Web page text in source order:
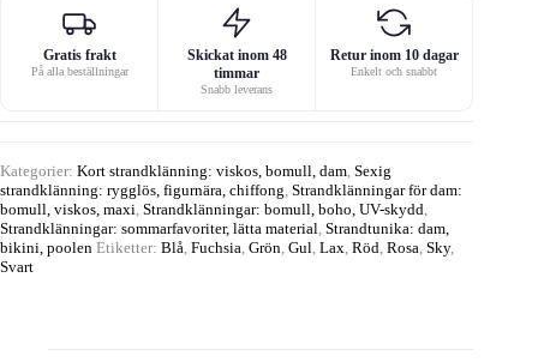
Gratis frakt
På alla beställningar
Skickat inom 48
timmar
Snabb leverans
Retur inom 10 dagar
Enkelt och snabbt
Kategorier: Kort strandklänning: viskos, bomull, dam Sexig
strandklänning: rygglös, figurnära, chiffong Strandklänningar för dam:
bomull, viskos, maxi Strandklänningar: bomull, boho, UV-skydd
Strandklänningar: sommarfavoriter, lätta material Strandtunika: dam,
bikini, poolen Etiketter: Blå Fuchsia Grön Gul Lax Röd Rosa Sky,
Svart